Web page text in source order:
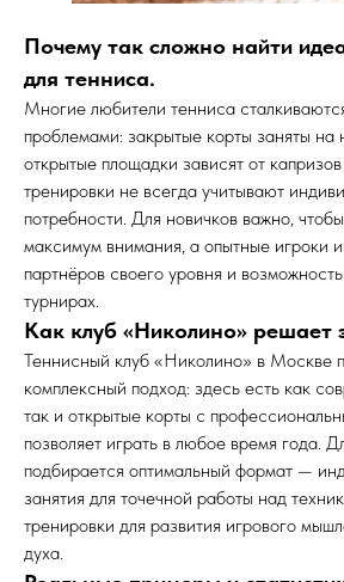
Почему так сложно найти
для тенниса.
Многие любители тенниса
проблемами: закрытые корты заняты на
открытые площадки зависят от
тренировки не всегда учитывают
потребности. Для новичков важно,
максимум внимания, а опытные игроки
партнёров своего уровня и
турнирах.
Как клуб «Николино» решает
Теннисный клуб «Николино» в Москве
комплексный подход: здесь есть как
так и открытые корты с
позволяет играть в любое время года.
подбирается оптимальный формат —
занятия для точечной работы над
тренировки для развития игрового
духа.